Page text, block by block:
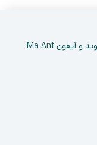
نرم افزار شماتیک و نقشه خوانی اندروید و آیفون Ma Ant